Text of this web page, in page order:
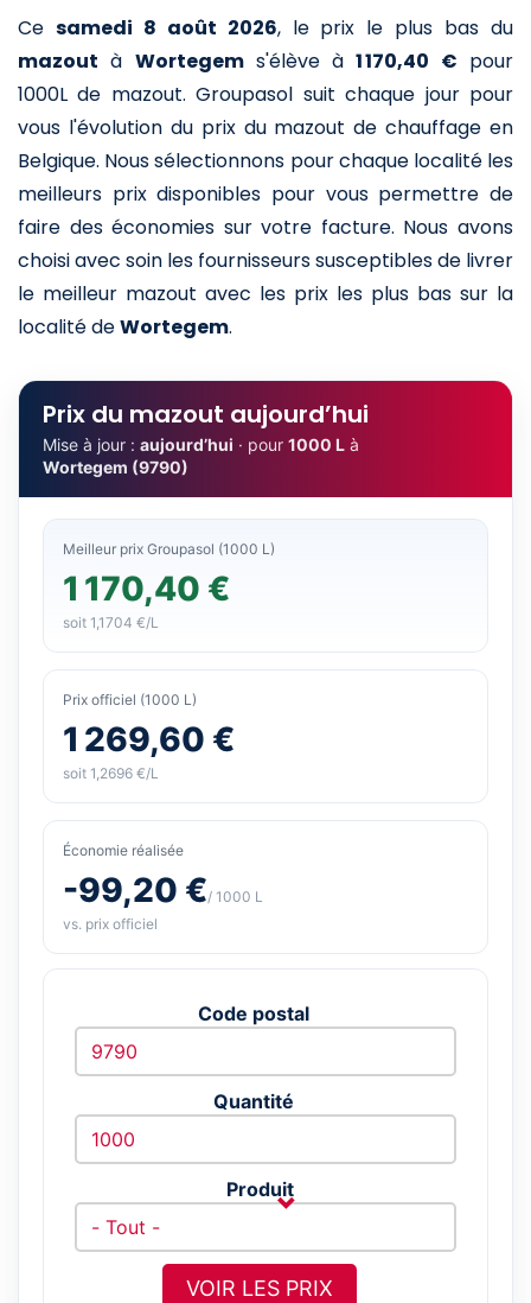
Ce samedi 8 août 2026, le prix le plus bas du
mazout à Wortegems'élève à1 170,40 € pour
1000L de mazout. Groupasol suit chaque jour pour
vous l'évolution du prix du mazout de chauffage en
Belgique. Nous sélectionnons pour chaque localité les
meilleurs prix disponibles pour vous permettre de
faire des économies sur votre facture. Nous avons
choisi avec soin les fournisseurs susceptibles de livrer
le meilleur mazout avec les prix les plus bas sur la
localité deWortegem.
Prix du mazout aujourd’hui
Mise à jour : aujourd’hui · pour 1000 L à
Wortegem (9790)
Meilleur prix Groupasol (1000 L)
1 170,40 €
soit 1,1704 €/L
Prix officiel (1000 L)
1 269,60 €
soit 1,2696 €/L
Économie réalisée
-99,20 €/ 1000 L
vs. prix officiel
Code postal
Quantité
Produit
VOIR LES PRIX